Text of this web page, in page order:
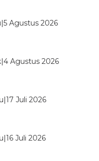
|5 Agustus 2026
|4 Agustus 2026
|17 Juli 2026
|16 Juli 2026